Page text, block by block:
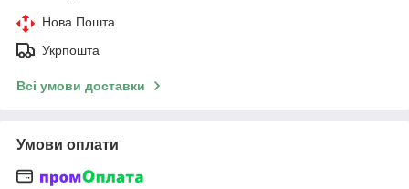
Нова Пошта
Укрпошта
Всі умови доставки
Умови оплати